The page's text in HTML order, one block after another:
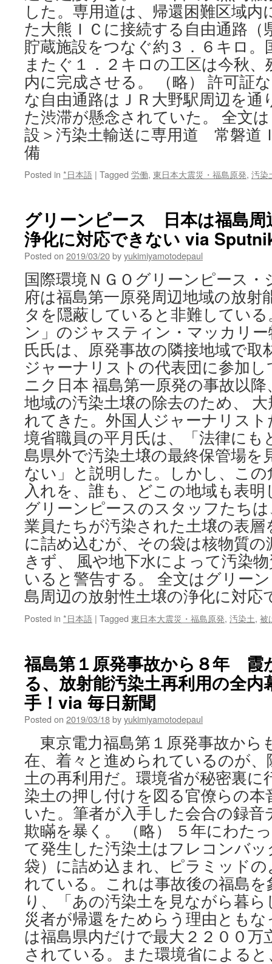
した。専用道は、帰還困難区域内
た大熊ＩＣに接続する自由通路（
貯蔵施設をつなぐ約３．６キロ。
またぐ１．２キロの工区は今秋
内に完成させる。 （略） 許可証
な自由通路はＪＲ大野駅周辺を通
た渋滞が懸念されていた。 全文
設＞汚染土輸送に専用道 常磐道
備
Posted in *日本語 | Tagged 労働, 東日本大震災・福島原発, 汚染
グリーンピース 日本は福島周
浄化に対応できない via
Posted on 2019/03/20byyukimiyamotodepaul
国際環境ＮＧＯグリーンピース
府は福島第一原発周辺地域の放射
タを隠蔽していると非難してい
ン」のジャスティン・マッカリ
氏氏は、原発事故の隣接地域で取
ジャーナリストの代表団に参加
ニク日本 福島第一原発の事故以
地域の汚染土壌の除去のため、
れてきた。外国人ジャーナリス
境省職員の平月氏は、「法律にも
島県外で汚染土壌の最終保管場
ない」と説明した。しかし、こ
入れを、誰も、どこの地域も表
グリーンピースのスタッフたち
業員たちが汚染された土壌の表
に詰め込むが、その袋は核物質
きず、 風や地下水によって汚染
いると警告する。 全文はグリー
島周辺の放射性土壌の浄化に対応
Posted in *日本語 | Tagged 東日本大震災・福島原発, 汚染土, 被
福島第１原発事故から８年 霞
る、放射能汚染土再利用の全
手！via 毎日新聞
Posted on 2019/03/18byyukimiyamotodepaul
東京電力福島第１原発事故から
在、着々と進められているのが
土の再利用だ。環境省が秘密裏に
染土の押し付けを図る官僚らの
いた。筆者が入手した会合の録
欺瞞を暴く。 （略） ５年にわた
て発生した汚染土はフレコンバ
袋）に詰め込まれ、ピラミッド
れている。これは事故後の福島
り、「あの汚染土を見ながら暮
災者が帰還をためらう理由とも
は福島県内だけで最大２２００万
されている。また環境省による